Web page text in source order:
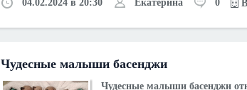
04.02.2024 в 20:30 Екатерина 0
Чудесные малыши басенджи
Чудесные малыши басенджи